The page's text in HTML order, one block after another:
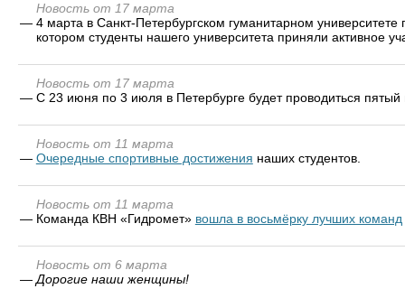
Новость от 17 марта
— 4 марта в Санкт-Петербургском гуманитарном
котором студенты нашего университета приняли активное
Новость от 17 марта
— С 23 июня по 3 июля в Петербурге будет проводиться
Новость от 11 марта
— Очередные cпортивные достижения наших студентов.
Новость от 11 марта
— Команда КВН «Гидромет» вошла в восьмёрку лучших команд
Новость от 6 марта
— Дорогие наши женщины!